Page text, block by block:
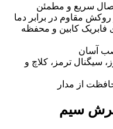
مقاوم در برابر دما
کابین و محفظه
آسان
سیگنال ترمز، کلاچ و
از مدار
سیم